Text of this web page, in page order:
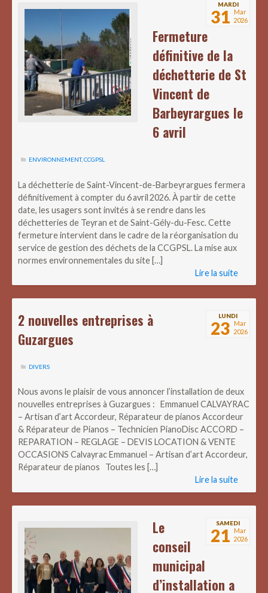
MARDI
31 Mar
2026
Fermeture
définitive de la
déchetterie de St
Vincent de
Barbeyrargues le
6 avril
ENVIRONNEMENT,CCGPSL
La déchetterie de Saint-Vincent-de-Barbeyrargues fermera
définitivement à compter du 6 avril 2026. À partir de cette
date, les usagers sont invités à se rendre dans les
déchetteries de Teyran et de Saint-Gély-du-Fesc. Cette
fermeture intervient dans le cadre de la réorganisation du
service de gestion des déchets de la CCGPSL. La mise aux
normes environnementales du site […]
Lire la suite
LUNDI
23 Mar
2026
2 nouvelles entreprises à
Guzargues
DIVERS
Nous avons le plaisir de vous annoncer l’installation de deux
nouvelles entreprises à Guzargues : Emmanuel CALVAYRAC
– Artisan d’art Accordeur, Réparateur de pianos Accordeur
& Réparateur de Pianos – Technicien PianoDisc ACCORD –
REPARATION – REGLAGE – DEVIS LOCATION & VENTE
OCCASIONS Calvayrac Emmanuel – Artisan d’art Accordeur,
Réparateur de pianos Toutes les […]
Lire la suite
SAMEDI
21 Mar
2026
Le
conseil
municipal
d’installation a